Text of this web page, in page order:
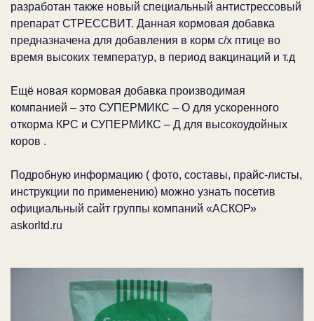
разработан также новый специальный антистрессовый
препарат СТРЕССВИТ. Данная кормовая добавка
предназначена для добавления в корм с/х птице во
время высоких температур, в период вакцинаций и т.д
Ещё новая кормовая добавка производимая
компанией – это СУПЕРМИКС – О для ускоренного
откорма КРС и СУПЕРМИКС – Д для высокоудойных
коров .
Подробную информацию ( фото, составы, прайс-листы,
инструкции по применению) можно узнать посетив
официальный сайт группы компаний «АСКОР»
askorltd.ru